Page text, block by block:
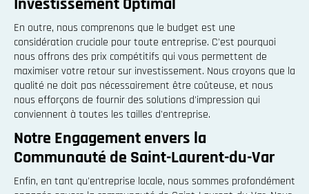
Investissement Optimal
En outre, nous comprenons que le budget est une
considération cruciale pour toute entreprise. C'est pourquoi
nous offrons des prix compétitifs qui vous permettent de
maximiser votre retour sur investissement. Nous croyons que la
qualité ne doit pas nécessairement être coûteuse, et nous
nous efforçons de fournir des solutions d'impression qui
conviennent à toutes les tailles d'entreprise.
Notre Engagement envers la
Communauté de Saint-Laurent-du-Var
Enfin, en tant qu'entreprise locale, nous sommes profondément